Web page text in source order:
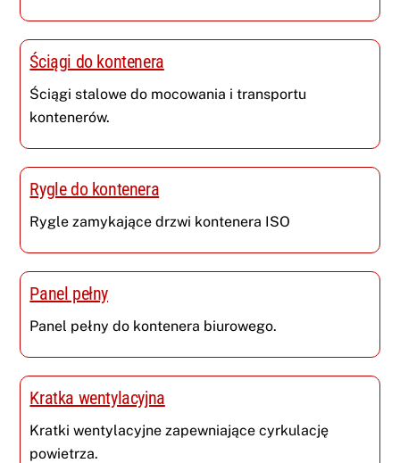
Ściągi do kontenera
Ściągi stalowe do mocowania i transportu
kontenerów.
Rygle do kontenera
Rygle zamykające drzwi kontenera ISO
Panel pełny
Panel pełny do kontenera biurowego.
Kratka wentylacyjna
Kratki wentylacyjne zapewniające cyrkulację
powietrza.